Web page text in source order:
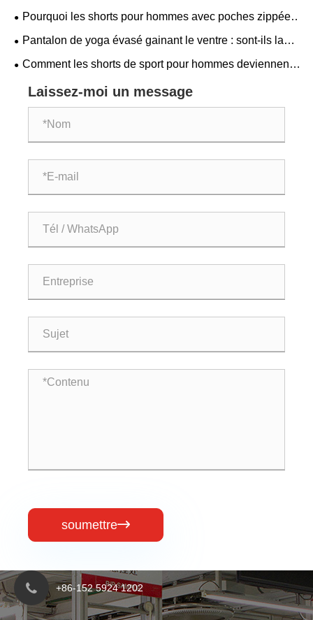
performances en matière de vêtements de sport ?
Pourquoi les shorts pour hommes avec poches zippées
deviennent-ils un incontournable pour les hommes
Pantalon de yoga évasé gainant le ventre : sont-ils la
combinaison parfaite de confort et de style
Comment les shorts de sport pour hommes deviennent-
fitness mondiaux ?
Laissez-moi un message
soumettre
+86-152 5924 1202